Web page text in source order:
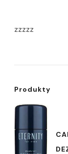
zzzzz
Produkty